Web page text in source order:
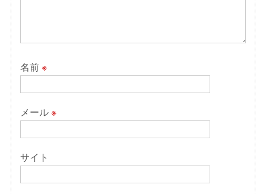
名前※
メール※
サイト